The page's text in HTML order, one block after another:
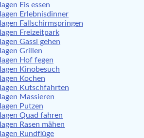
Eis essen
Erlebnisdinner
Fallschirmspringen
Freizeitpark
Gassi gehen
Grillen
Hof fegen
Kinobesuch
Kochen
Kutschfahrten
Massieren
Putzen
Quad fahren
Rasen mähen
Rundflüge